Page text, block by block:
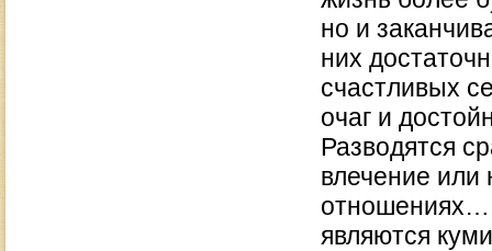
но и
них
счастливых
очаг и
Разводятся
влечение
отношениях…
являются